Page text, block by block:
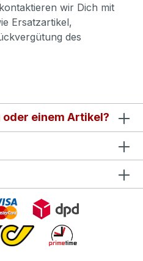
wir Dich mit
Ersatzartikel,
des
einem Artikel?